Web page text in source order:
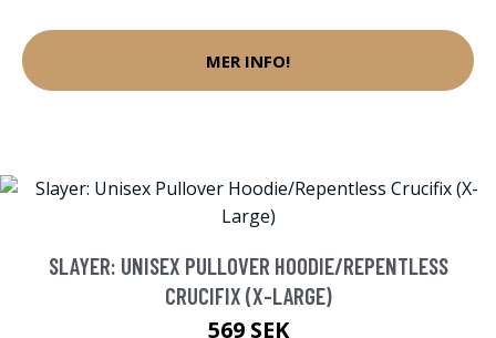
MER INFO!
SLAYER: UNISEX PULLOVER HOODIE/REPENTLESS
CRUCIFIX (X-LARGE)
569 SEK